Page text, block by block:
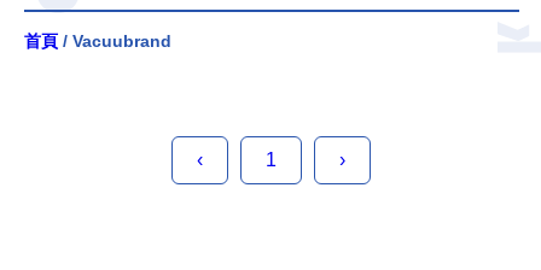
首頁 / Vacuubrand
‹ 1 ›